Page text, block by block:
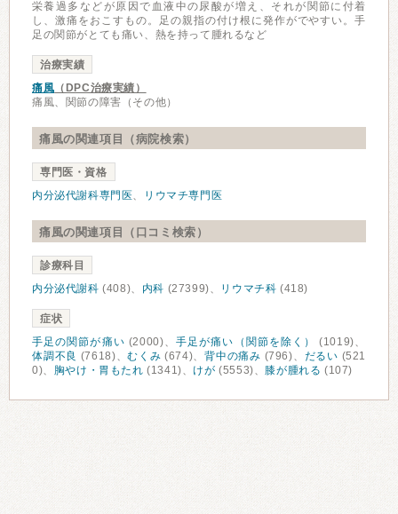
栄養過多などが原因で血液中の尿酸が増え、それが関節に付着
し、激痛をおこすもの。足の親指の付け根に発作がでやすい。手
足の関節がとても痛い、熱を持って腫れるなど
治療実績
痛風 （DPC治療実績）
痛風、関節の障害（その他）
痛風の関連項目（病院検索）
専門医・資格
内分泌代謝科専門医、 リウマチ専門医
痛風の関連項目（口コミ検索）
診療科目
内分泌代謝科 (408)、 内科 (27399)、 リウマチ科 (418)
症状
手足の関節が痛い (2000)、手足が痛い（関節を除く）
(1019)、
体調不良 (7618)、むくみ (674)、背中の痛み (796)、 だるい (521
0)、
胸やけ・胃もたれ (1341)、 けが (5553)、 膝が腫れる (107)